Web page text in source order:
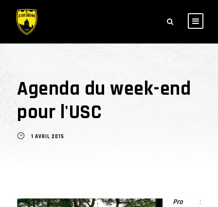
Agenda du week-end
pour l'USC
1 AVRIL 2015
Pro: